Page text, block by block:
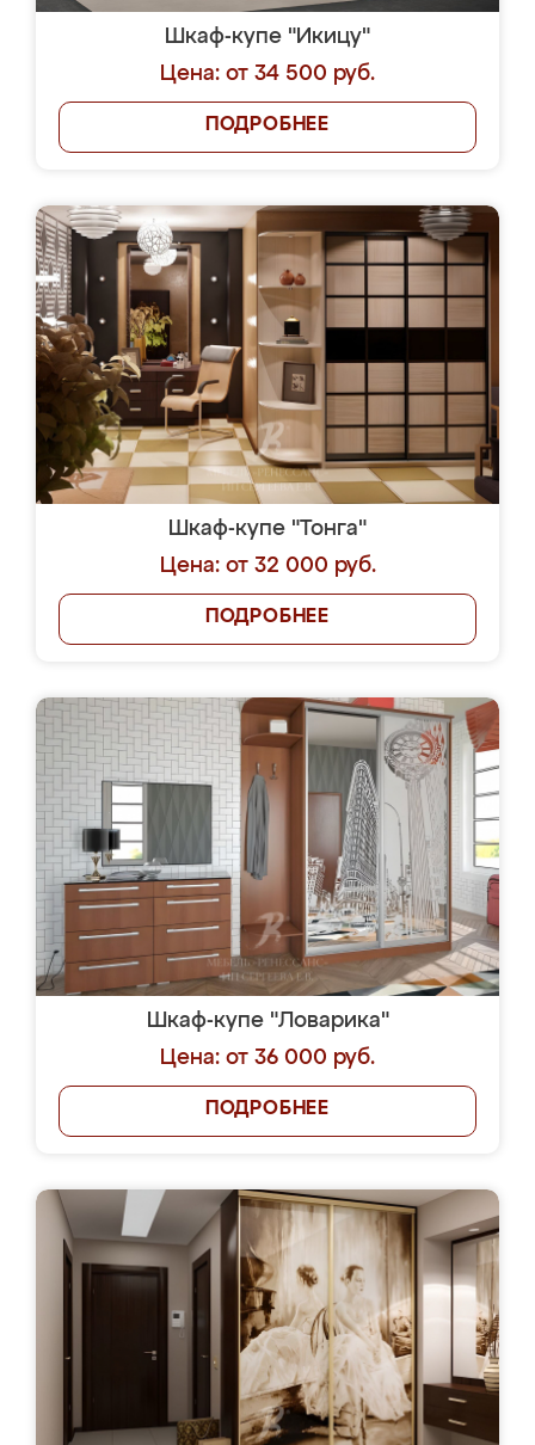
Шкаф-купе "Икицу"
Цена: от 34 500 руб.
ПОДРОБНЕЕ
Шкаф-купе "Тонга"
Цена: от 32 000 руб.
ПОДРОБНЕЕ
Шкаф-купе "Ловарика"
Цена: от 36 000 руб.
ПОДРОБНЕЕ